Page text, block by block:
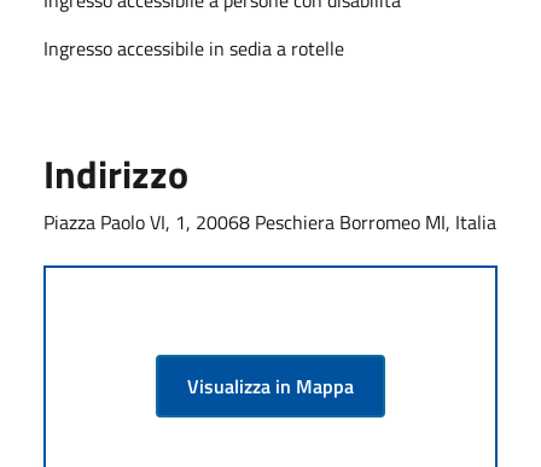
Ingresso accessibile in sedia a rotelle
Indirizzo
Piazza Paolo VI, 1, 20068 Peschiera Borromeo MI, Italia
Visualizza in Mappa